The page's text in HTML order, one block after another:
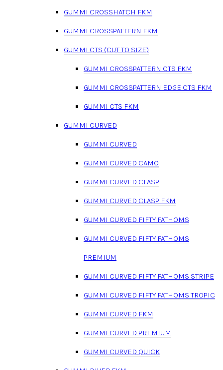
GUMMI CROSSHATCH FKM
GUMMI CROSSPATTERN FKM
GUMMI CTS (CUT TO SIZE)
GUMMI CROSSPATTERN CTS FKM
GUMMI CROSSPATTERN EDGE CTS FKM
GUMMI CTS FKM
GUMMI CURVED
GUMMI CURVED
GUMMI CURVED CAMO
GUMMI CURVED CLASP
GUMMI CURVED CLASP FKM
GUMMI CURVED FIFTY FATHOMS
GUMMI CURVED FIFTY FATHOMS
PREMIUM
GUMMI CURVED FIFTY FATHOMS STRIPE
GUMMI CURVED FIFTY FATHOMS TROPIC
GUMMI CURVED FKM
GUMMI CURVED PREMIUM
GUMMI CURVED QUICK